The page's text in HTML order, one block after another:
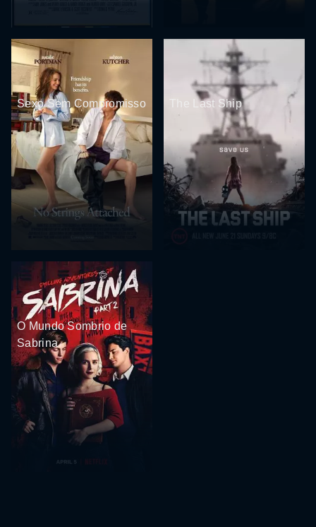
Sexo Sem Compromisso The Last Ship
O Mundo Sombrio de
Sabrina